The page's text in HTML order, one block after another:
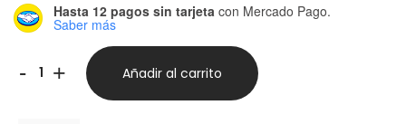
Hasta 12 pagos sin tarjeta con Mercado Pago.
Saber más
-
alternativos
+ Añadir al carrito